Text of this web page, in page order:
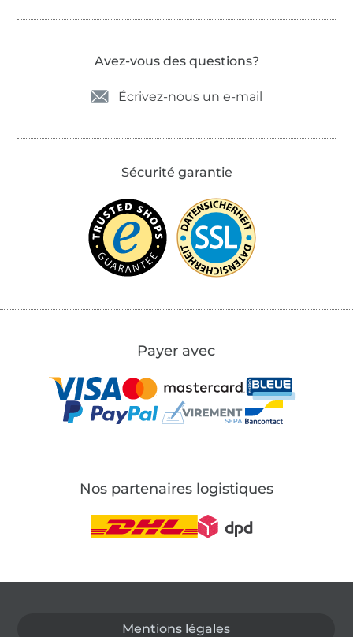
Avez-vous des questions?
Écrivez-nous un e-mail
Sécurité garantie
Payer avec
Nos partenaires logistiques
Mentions légales